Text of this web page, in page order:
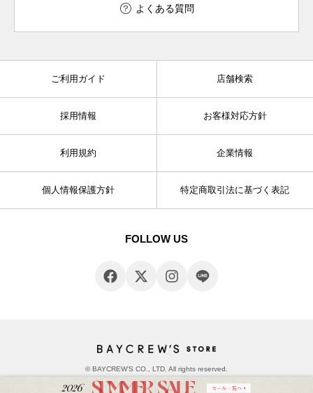
よくある質問
ご利用ガイド 店舗検索
採用情報 お客様対応方針
利用規約 企業情報
個人情報保護方針 特定商取引法に基づく表記
FOLLOW US
© BAYCREW’S CO., LTD. All rights reserved.